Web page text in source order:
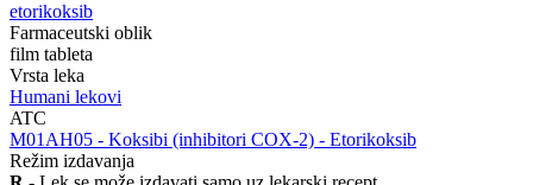
etorikoksib
Farmaceutski oblik
film tableta
Vrsta leka
Humani lekovi
ATC
‍M01AH05 - Koksibi (inhibitori COX-2) - Etorikoksib
Režim izdavanja